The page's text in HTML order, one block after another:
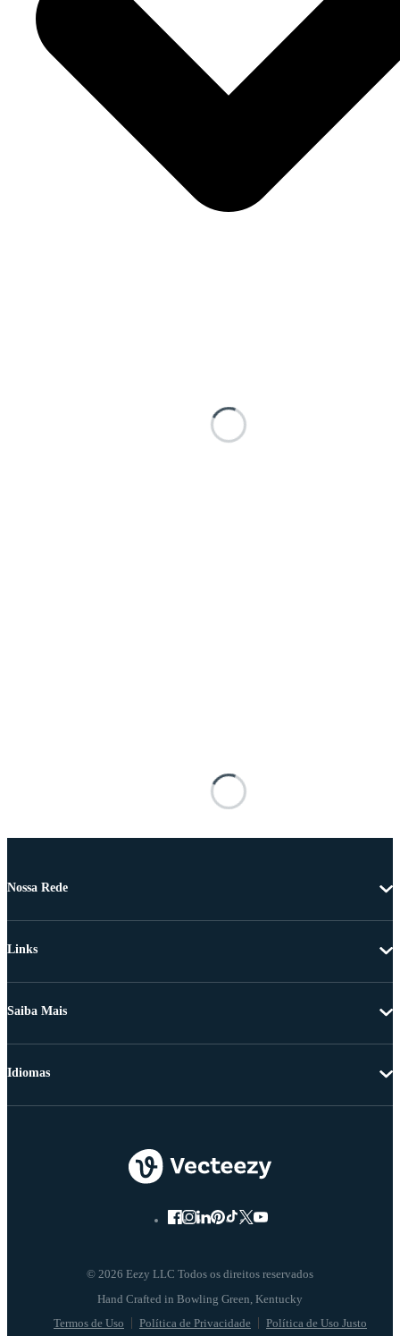
Nossa Rede
Links
Saiba Mais
© 2026 Eezy LLC Todos os direitos reservados
Termos de Uso Política de Privacidade Política de Uso Justo
Idiomas